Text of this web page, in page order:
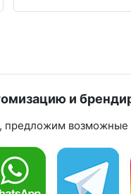
и
возможные